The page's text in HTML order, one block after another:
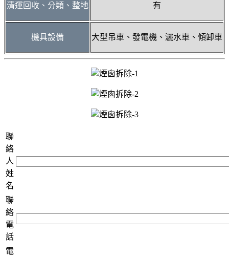
清運回收、分類、整地 有
機具設備 大型吊車、發電機、灑水車、傾卸車
聯
絡
人
姓
名
聯
絡
電
話
電